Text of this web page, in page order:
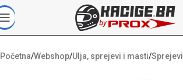
Početna/Webshop/Ulja, sprejevi i masti/Sprejevi